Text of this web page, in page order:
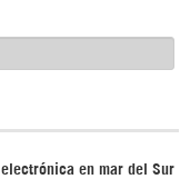
electrónica en mar del Sur